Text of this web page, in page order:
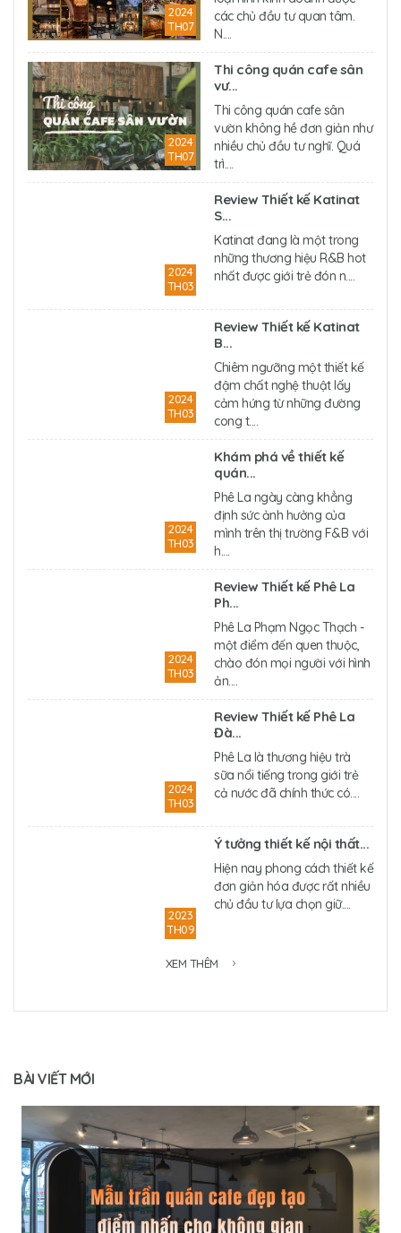
2024
TH07
các chủ đầu tư quan tâm.
N....
2024
TH07
Thi công quán cafe sân
vư...
Thi công quán cafe sân
vườn không hề đơn giản như
nhiều chủ đầu tư nghĩ. Quá
trì....
2024
TH03
Review Thiết kế Katinat
S...
Katinat đang là một trong
những thương hiệu R&B hot
nhất được giới trẻ đón n....
2024
TH03
Review Thiết kế Katinat
B...
Chiêm ngưỡng một thiết kế
đậm chất nghệ thuật lấy
cảm hứng từ những đường
cong t....
2024
TH03
Khám phá về thiết kế
quán...
Phê La ngày càng khẳng
định sức ảnh hưởng của
mình trên thị trường F&B với
h....
2024
TH03
Review Thiết kế Phê La
Ph...
Phê La Phạm Ngọc Thạch -
một điểm đến quen thuộc,
chào đón mọi người với hình
ản....
2024
TH03
Review Thiết kế Phê La
Đà...
Phê La là thương hiệu trà
sữa nổi tiếng trong giới trẻ
cả nước đã chính thức có....
2023
TH09
Ý tưởng thiết kế nội thất...
Hiện nay phong cách thiết kế
đơn giản hóa được rất nhiều
chủ đầu tư lựa chọn giữ....
XEM THÊM
BÀI VIẾT MỚI